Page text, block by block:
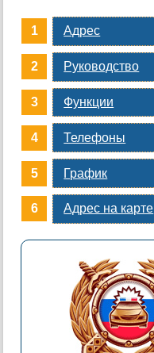
Адрес
Руководство
Функции
Телефоны
График
Адрес на карте